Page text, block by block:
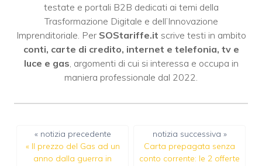
testate e portali B2B dedicati ai temi della
Trasformazione Digitale e dell’Innovazione
Imprenditoriale. Per SOStariffe.it scrive testi in ambito
conti, carte di credito, internet e telefonia, tv e
luce e gas , argomenti di cui si interessa e occupa in
maniera professionale dal 2022.
« notizia precedente
« Il prezzo del Gas ad un
anno dalla guerra in
notizia successiva »
Carta prepagata senza
conto corrente: le 2 offerte